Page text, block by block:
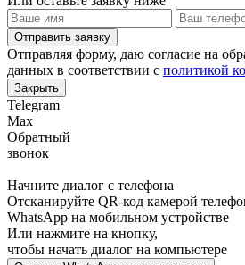
Отправить заявку
Отправляя форму, даю согласие на
данных в соответствии с политикой
Закрыть
Telegram
Max
Обратный
звонок
Начните диалог с телефона
Отсканируйте QR-код камерой
WhatsApp на мобильном устройстве
Или нажмите на кнопку,
чтобы начать диалог на компьютере